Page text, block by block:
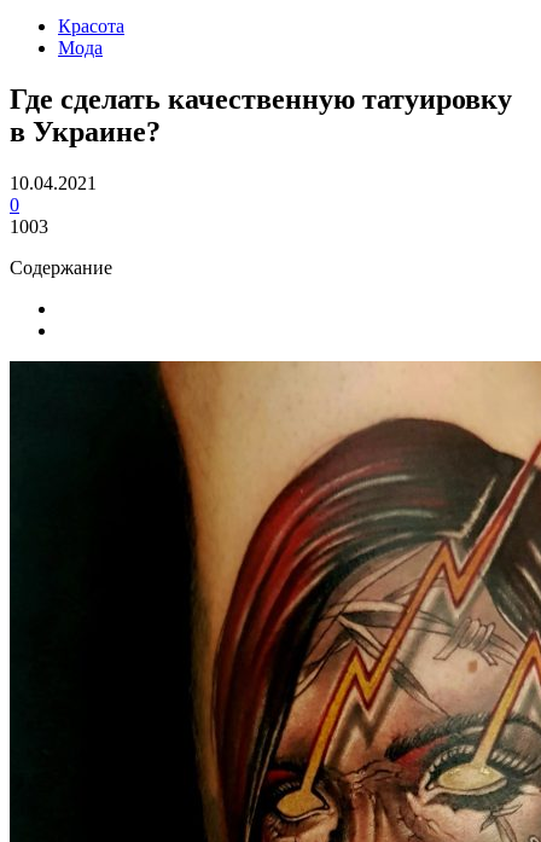
Красота
Мода
Где сделать качественную татуировку
в Украине?
10.04.2021
0
1003
Содержание